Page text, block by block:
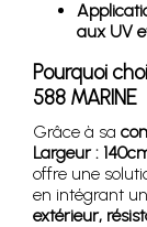
aux UV
Pourquoi
588 MARINE
Grâce à sa
Largeur :
offre une
en intégrant
extérieur,